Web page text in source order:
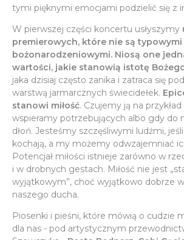
tymi pięknymi emocjami podzielić się z
W pierwszej części koncertu usłyszymy
premierowych, które nie są typowymi
bożonarodzeniowymi. Niosą one
wartości, jakie stanowią istotę
jaka dzisiaj często zanika i zatraca się
warstwą jarmarcznych świecidełek.
stanowi miłość. Czujemy ją na
wspieramy potrzebujących albo gdy do
dłoń. Jesteśmy szczęśliwymi ludźmi,
kochają, a my możemy odwzajemniać
Potencjał miłości istnieje zarówno w
i w drobnych gestach. Miłość nie jest
wyjątkowym”, choć wyjątkowo dobrze
naszego ducha.
Piosenki i pieśni, które mówią o cudzie
dla nas - pod artystycznym